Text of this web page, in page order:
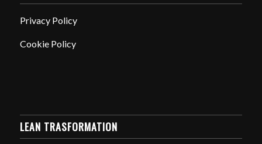
Privacy Policy
Cookie Policy
LEAN TRASFORMATION